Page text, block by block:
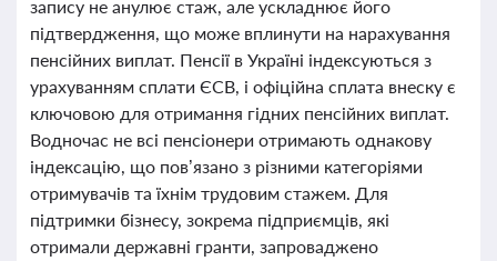
запису не анулює стаж, але ускладнює його
підтвердження, що може вплинути на нарахування
пенсійних виплат. Пенсії в Україні індексуються з
урахуванням сплати ЄСВ, і офіційна сплата внеску є
ключовою для отримання гідних пенсійних виплат.
Водночас не всі пенсіонери отримають однакову
індексацію, що пов’язано з різними категоріями
отримувачів та їхнім трудовим стажем. Для
підтримки бізнесу, зокрема підприємців, які
отримали державні гранти, запроваджено